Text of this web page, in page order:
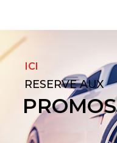
ICI
RESERVE AUX
PROMOS